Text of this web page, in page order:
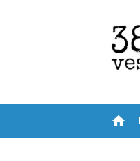
home